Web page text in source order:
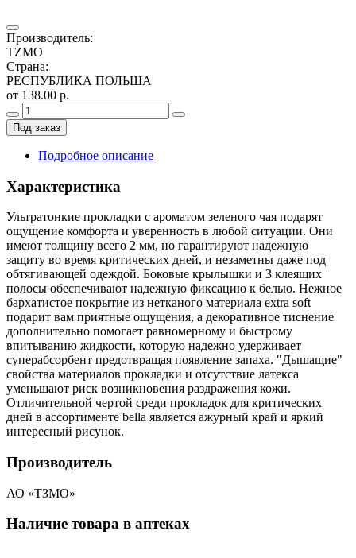
Производитель:
TZMO
Страна:
РЕСПУБЛИКА ПОЛЬША
от 138.00 р.
Под заказ
Подробное описание
Характеристика
Ультратонкие прокладки с ароматом зеленого чая подарят
ощущение комфорта и уверенность в любой ситуации. Они
имеют толщину всего 2 мм, но гарантируют надежную
защиту во время критических дней, и незаметны даже под
обтягивающей одеждой. Боковые крылышки и 3 клеящих
полосы обеспечивают надежную фиксацию к белью. Нежное
бархатистое покрытие из нетканого материала extra soft
подарит вам приятные ощущения, а декоративное тиснение
дополнительно помогает равномерному и быстрому
впитыванию жидкости, которую надежно удерживает
суперабсорбент предотвращая появление запаха. "Дышащие"
свойства материалов прокладки и отсутствие латекса
уменьшают риск возникновения раздражения кожи.
Отличительной чертой среди прокладок для критических
дней в ассортименте bella является ажурный край и яркий
интересный рисунок.
Производитель
АО «ТЗМО»
Наличие товара в аптеках